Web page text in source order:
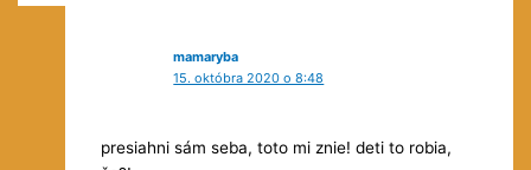
mamaryba
15. októbra 2020 o 8:48
presiahni sám seba, toto mi znie! deti to robia,